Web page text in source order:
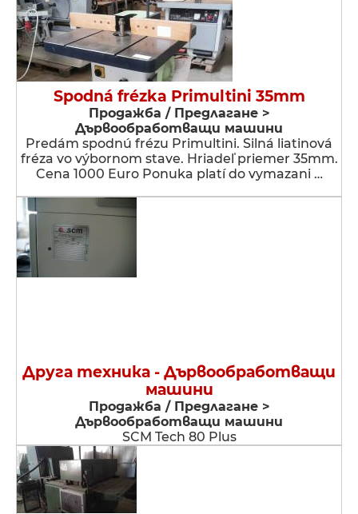
Spodná frézka Primultini 35mm
Продажба / Предлагане >
Дървообработващи машини
Predám spodnú frézu Primultini. Silná liatinová
fréza vo výbornom stave. Hriadeľ priemer 35mm.
Cena 1000 Euro Ponuka platí do vymazani …
Друга техника - Дървообработващи
машини
Продажба / Предлагане >
Дървообработващи машини
SCM Tech 80 Plus